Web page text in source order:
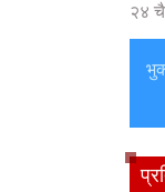
२४